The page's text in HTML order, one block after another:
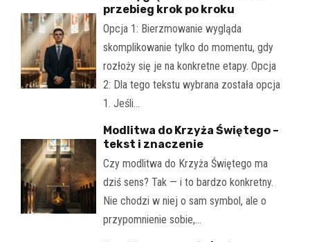
przebieg krok po kroku
Opcja 1: Bierzmowanie wygląda
skomplikowanie tylko do momentu, gdy
rozłoży się je na konkretne etapy. Opcja
2: Dla tego tekstu wybrana została opcja
1. Jeśli…
Modlitwa do Krzyża Świętego –
tekst i znaczenie
Czy modlitwa do Krzyża Świętego ma
dziś sens? Tak — i to bardzo konkretny.
Nie chodzi w niej o sam symbol, ale o
przypomnienie sobie,…